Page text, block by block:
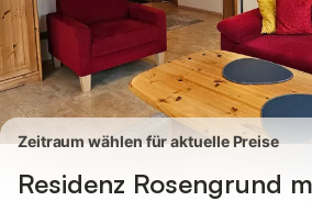
Zeitraum wählen für aktuelle Preise
Residenz Rosengrund